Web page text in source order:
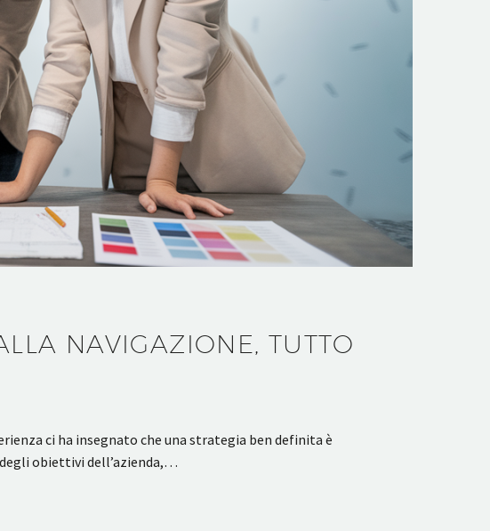
NAVIGAZIONE, TUTTO
ci ha insegnato che una strategia ben definita è
obiettivi dell’azienda,…